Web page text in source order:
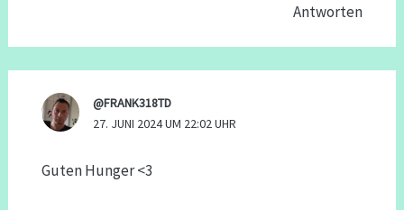
Antworten
@FRANK318TD
27. JUNI 2024 UM 22:02 UHR
Guten Hunger <3